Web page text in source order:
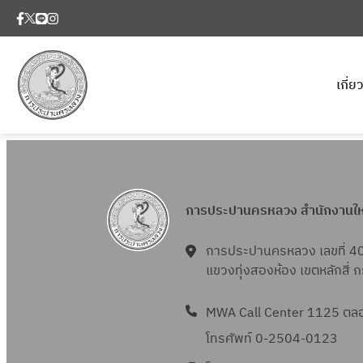
เกี่
การประปานครหลวง สำนักงาน
การประปานครหลวง เลขที่
แขวงทุ่งสองห้อง เขตหลักสี่
MWA Call Center 1125 ต
โทรศัพท์ 0-2504-0123